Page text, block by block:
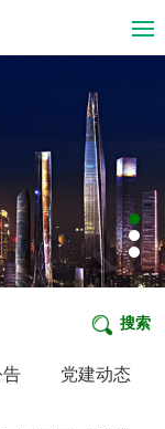
搜索
党建动态